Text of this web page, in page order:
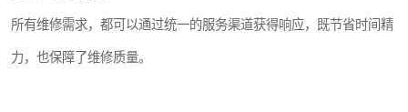
所有维修需求，都可以通过统一的服务渠道获得响应，既节省时间精
力，也保障了维修质量。